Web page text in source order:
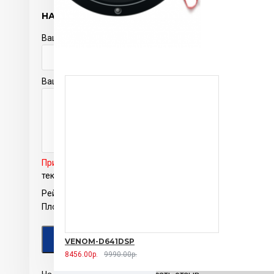
VENOM-D641DSP
8456.00р. 9990.00р.
НАПИСАТЬ ОТЗЫВ
Ваше имя
Ваш отзыв
Примечание:
текст.
Рейтинг
Плохо